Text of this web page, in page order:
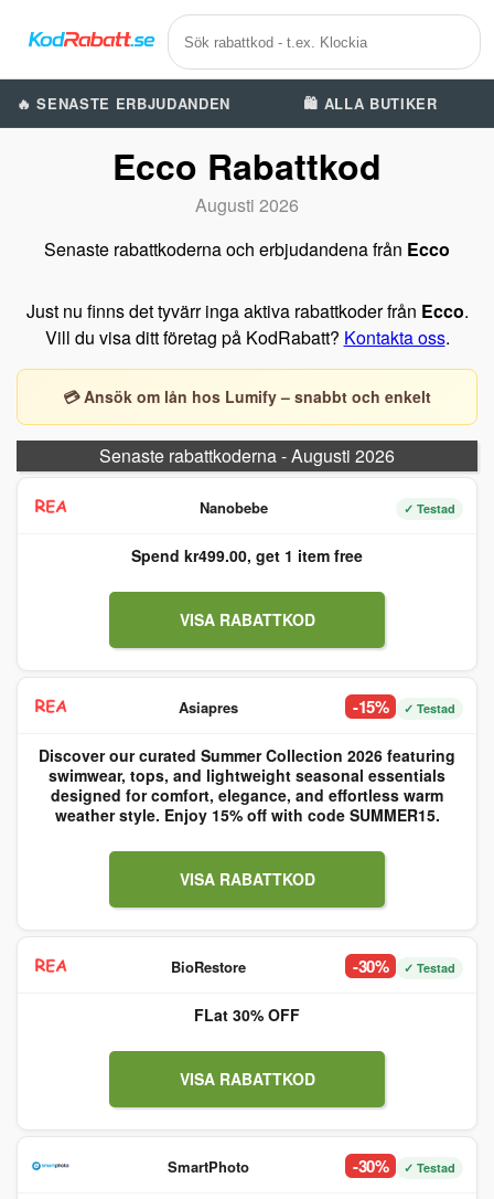
🔥 SENASTE ERBJUDANDEN 🛍️ ALLA BUTIKER
Ecco Rabattkod
Augusti 2026
Senaste rabattkoderna och erbjudandena från Ecco
Just nu finns det tyvärr inga aktiva rabattkoder från Ecco.
Vill du visa ditt företag på KodRabatt? Kontakta oss.
💳 Ansök om lån hos Lumify – snabbt och enkelt
Senaste rabattkoderna - Augusti 2026
Nanobebe ✓ Testad
Spend kr499.00, get 1 item free
VISA RABATTKOD
Asiapres -15% ✓ Testad
Discover our curated Summer Collection 2026 featuring
swimwear, tops, and lightweight seasonal essentials
designed for comfort, elegance, and effortless warm
weather style. Enjoy 15% off with code SUMMER15.
VISA RABATTKOD
BioRestore -30% ✓ Testad
FLat 30% OFF
VISA RABATTKOD
SmartPhoto -30% ✓ Testad